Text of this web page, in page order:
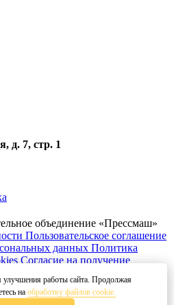
д. 7, стр. 1
объединение «Прессмаш»
Пользовательское соглашение
данных Политика
Согласие на получение
применения
работы сайта. Продолжая
на обработку файлов cookie.